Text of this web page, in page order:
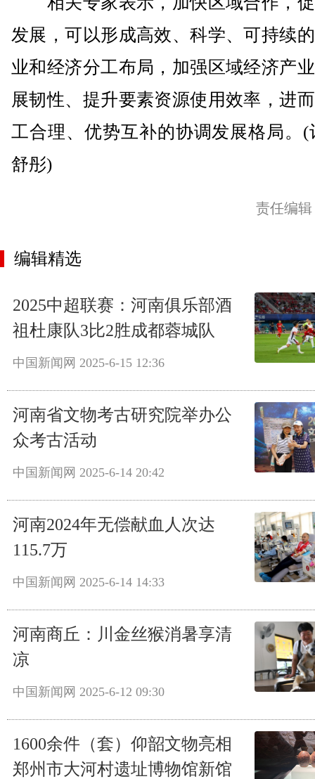
发展，可以形成高效、科学、可持续
业和经济分工布局，加强区域经济产
展韧性、提升要素资源使用效率，进
工合理、优势互补的协调发展格局。(
舒彤)
责任编
编辑精选
2025中超联赛：河南俱乐部酒
祖杜康队3比2胜成都蓉城队
中国新闻网 2025-6-15 12:36
河南省文物考古研究院举办公
众考古活动
中国新闻网 2025-6-14 20:42
河南2024年无偿献血人次达
115.7万
中国新闻网 2025-6-14 14:33
河南商丘：川金丝猴消暑享清
凉
中国新闻网 2025-6-12 09:30
1600余件（套）仰韶文物亮相
郑州市大河村遗址博物馆新馆